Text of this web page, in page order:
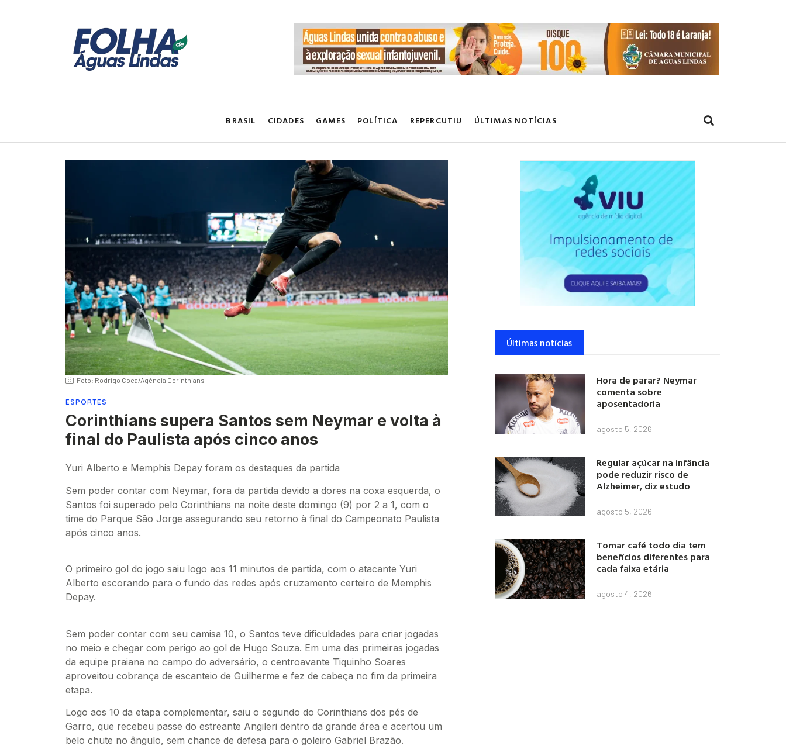
BRASIL CIDADES GAMES POLÍTICA REPERCUTIU ÚLTIMAS NOTÍCIAS
Foto: Rodrigo Coca/Agência Corinthians
ESPORTES
Corinthians supera Santos sem Neymar e volta à
final do Paulista após cinco anos
Yuri Alberto e Memphis Depay foram os destaques da partida
Sem poder contar com Neymar, fora da partida devido a dores na coxa esquerda, o
Santos foi superado pelo Corinthians na noite deste domingo (9) por 2 a 1, com o
time do Parque São Jorge assegurando seu retorno à final do Campeonato Paulista
após cinco anos.
O primeiro gol do jogo saiu logo aos 11 minutos de partida, com o atacante Yuri
Alberto escorando para o fundo das redes após cruzamento certeiro de Memphis
Depay.
Sem poder contar com seu camisa 10, o Santos teve dificuldades para criar jogadas
no meio e chegar com perigo ao gol de Hugo Souza. Em uma das primeiras jogadas
da equipe praiana no campo do adversário, o centroavante Tiquinho Soares
aproveitou cobrança de escanteio de Guilherme e fez de cabeça no fim da primeira
etapa.
Logo aos 10 da etapa complementar, saiu o segundo do Corinthians dos pés de
Garro, que recebeu passe do estreante Angileri dentro da grande área e acertou um
belo chute no ângulo, sem chance de defesa para o goleiro Gabriel Brazão.
Últimas notícias
Hora de parar? Neymar
comenta sobre
aposentadoria
agosto 5, 2026
Regular açúcar na infância
pode reduzir risco de
Alzheimer, diz estudo
agosto 5, 2026
Tomar café todo dia tem
benefícios diferentes para
cada faixa etária
agosto 4, 2026